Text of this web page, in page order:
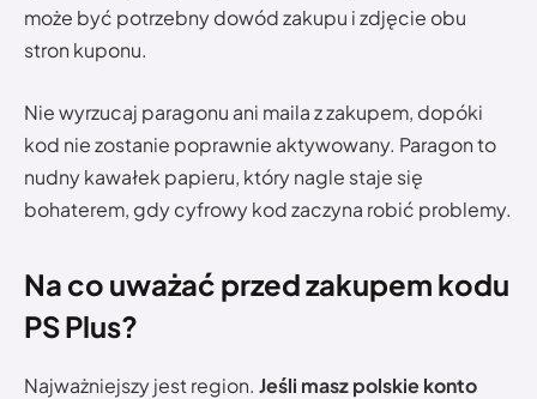
może być potrzebny dowód zakupu i zdjęcie obu
stron kuponu.
Nie wyrzucaj paragonu ani maila z zakupem, dopóki
kod nie zostanie poprawnie aktywowany. Paragon to
nudny kawałek papieru, który nagle staje się
bohaterem, gdy cyfrowy kod zaczyna robić problemy.
Na co uważać przed zakupem kodu
PS Plus?
Najważniejszy jest region. Jeśli masz polskie konto